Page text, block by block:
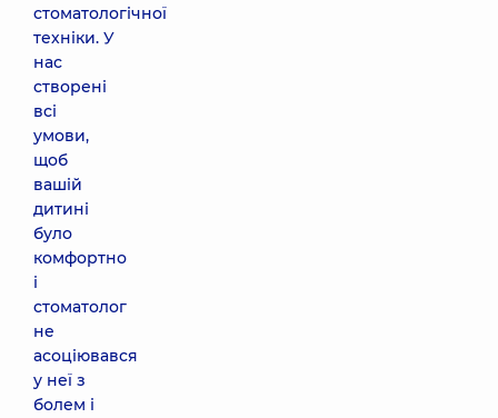
стоматологічної
техніки. У
нас
створені
всі
умови,
щоб
вашій
дитині
було
комфортно
і
стоматолог
не
асоціювався
у неї з
болем і